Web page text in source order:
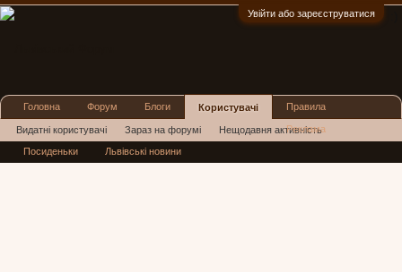
Увійти або зареєструватися
Головна Форум Блоги Користувачі
Видатні користувачі Зараз на форумі Нещодавня активність
Нові повідомлення профілю
Правила
Реклама
Посиденьки Львівські новини